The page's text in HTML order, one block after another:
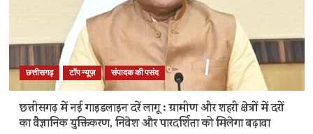
मुख्यमंत्री
साय
में
और
छत्तीसगढ़ टॉप न्यूज़ संपादक की पसंद
छत्तीसगढ़ में नई गाइडलाइन दरें लागू : ग्रामीण और शहरी क्षेत्रों में दरों
का वैज्ञानिक युक्तिकरण, निवेश और पारदर्शिता को मिलेगा बढ़ावा